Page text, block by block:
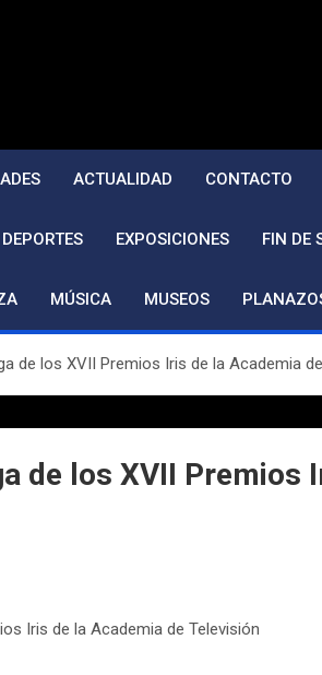
ACTUALIDAD CONTACTO
DEPORTES EXPOSICIONES FIN DE
MÚSICA MUSEOS
de los XVII Premios Iris de la Academia
de los XVII
Iris de la Academia de Televisión